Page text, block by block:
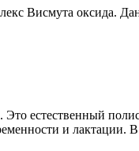
Висмута оксида.
естественный
и лактации.